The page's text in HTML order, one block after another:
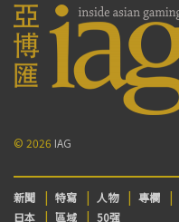
© 2026 IAG
新聞 特寫 人物 專欄
日本
區域 50强